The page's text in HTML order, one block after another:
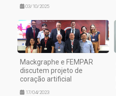
03/10/2025
Mackgraphe e FEMPAR
discutem projeto de
coração artificial
17/04/2023